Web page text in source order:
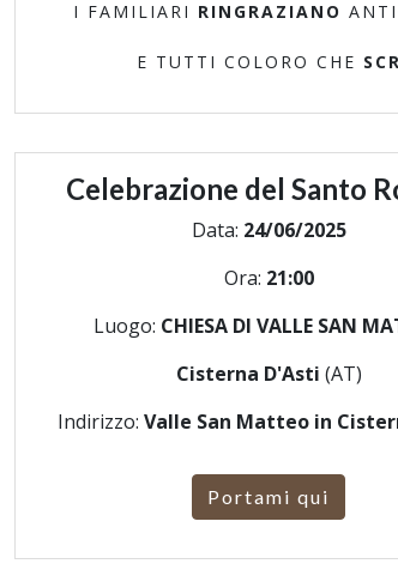
I FAMILIARI RINGRAZIANO
E TUTTI COLORO CHE
Celebrazione del Santo
Data: 24/06/2025
Ora: 21:00
Luogo: CHIESA DI VALLE SAN
Cisterna D'Asti (AT)
Indirizzo: Valle San Matteo in
Portami qui